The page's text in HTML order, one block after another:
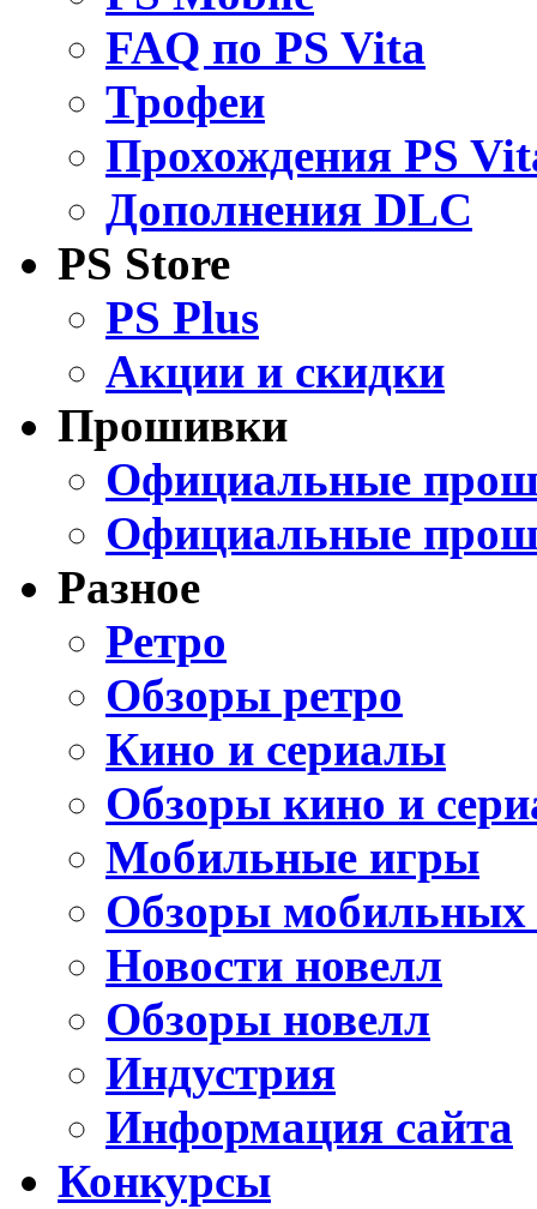
FAQ по PS Vita
Трофеи
Прохождения PS
Дополнения DLC
PS Store
PS Plus
Акции и скидки
Прошивки
Официальные
Официальные
Разное
Ретро
Обзоры ретро
Кино и сериалы
Обзоры кино и
Мобильные игры
Обзоры мобильных
Новости новелл
Обзоры новелл
Индустрия
Информация сайта
Конкурсы